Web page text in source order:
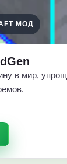
МОД
в мир,